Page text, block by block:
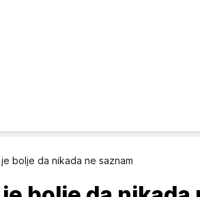
bolje da nikada ne saznam